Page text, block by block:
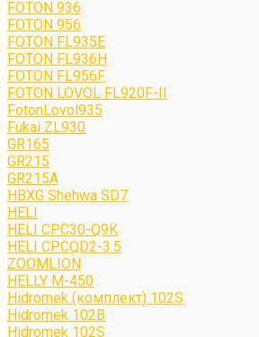
FOTON 936
FOTON 956
FOTON FL935E
FOTON FL936H
FOTON FL956F
FOTON LOVOL FL920F-II
FotonLovol935
Fukai ZL930
GR165
GR215
GR215A
HBXG Shehwa SD7
HELI
HELI CPC30-Q9K
HELI CPCQD2-3.5
ZOOMLION
HELLY M-450
Hidromek (комплект) 102S
Hidromek 102B
Hidromek 102S